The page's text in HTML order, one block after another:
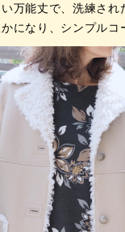
万能丈で、洗練され
になり、シンプルコ